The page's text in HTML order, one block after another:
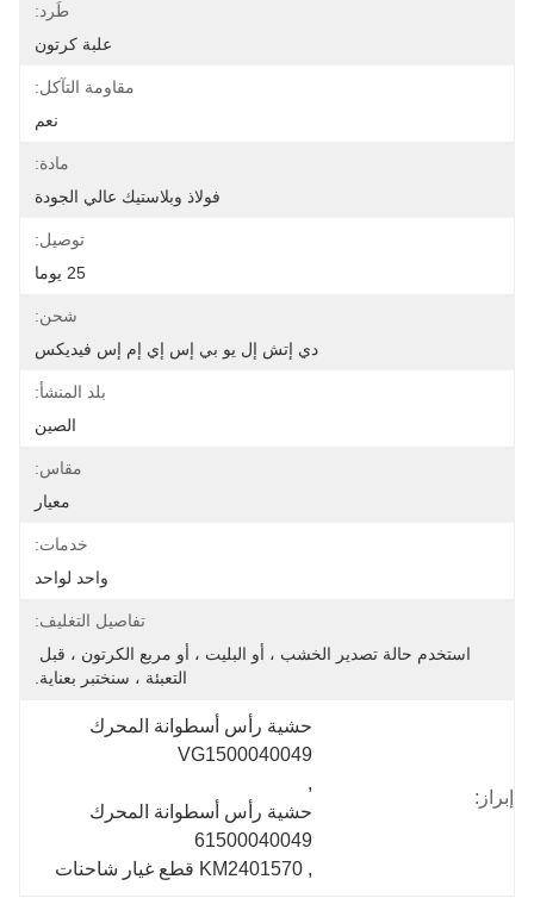
طَرد:
علبة كرتون
مقاومة التآكل:
نعم
مادة:
فولاذ وبلاستيك عالي الجودة
توصيل:
25 يوما
شحن:
دي إتش إل يو بي إس إي إم إس فيديكس
بلد المنشأ:
الصين
مقاس:
معيار
خدمات:
واحد لواحد
تفاصيل التغليف:
التعبئة ، سنختبر بعناية.
إبراز:
VG1500040049
,
61500040049
, KM2401570 قطع غيار شاحنات